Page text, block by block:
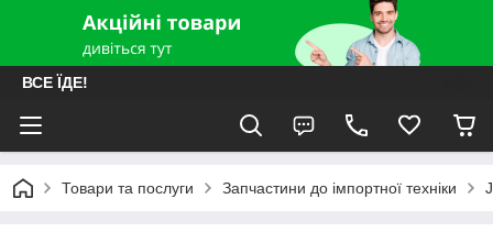
ВСЕ ЇДЕ!
Товари та послуги Запчастини до імпортної техніки